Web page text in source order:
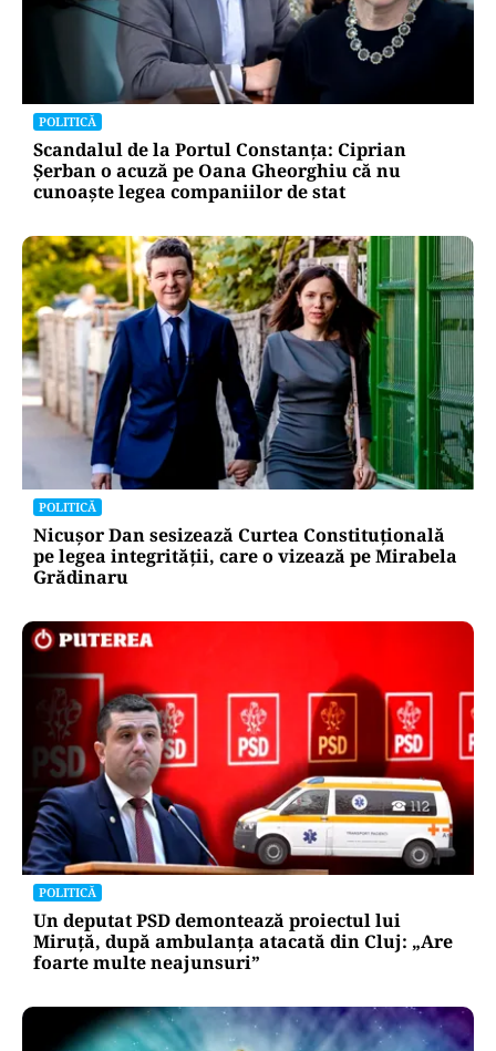
POLITICĂ
Scandalul de la Portul Constanța: Ciprian
Șerban o acuză pe Oana Gheorghiu că nu
cunoaște legea companiilor de stat
POLITICĂ
Nicușor Dan sesizează Curtea Constituțională
pe legea integrității, care o vizează pe Mirabela
Grădinaru
POLITICĂ
Un deputat PSD demontează proiectul lui
Miruță, după ambulanța atacată din Cluj: „Are
foarte multe neajunsuri”